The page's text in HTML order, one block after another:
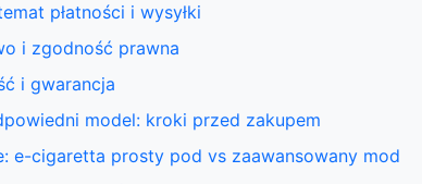
płatności i wysyłki
i zgodność prawna
i gwarancja
model: kroki przed zakupem
e-cigaretta prosty pod vs zaawansowany mod